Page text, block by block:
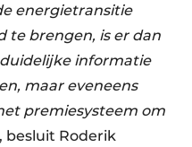
energietransitie
te brengen, is er dan
informatie
maar eveneens
premiesysteem om
besluit Roderik